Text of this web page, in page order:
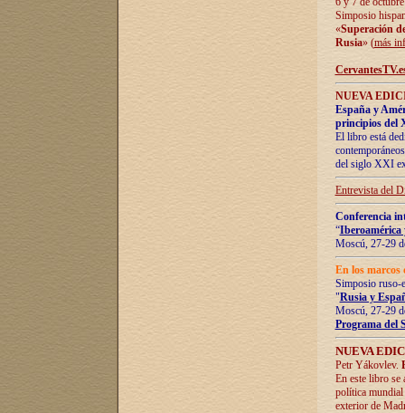
Simposio
«Superación
Rusia» (más
NUEVA
España y
principios del
El libro está
del siglo XXI
Entrevista del
Conferencia
“Iberoamérica
Moscú, 27-29
En los marcos
Simposio ruso-
"Rusia y
Moscú, 27-29
Programa del
NUEVA
Petr Yákovlev.
En este libro se
política mundial
exterior de